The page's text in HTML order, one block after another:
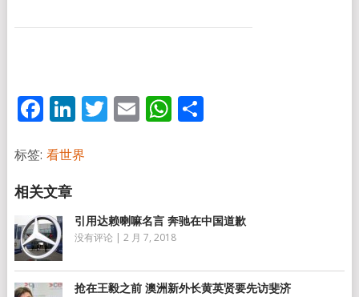
Facebook
LinkedIn
Twitter
EmailWhatsApp
分
标签: 看世界
引用达赖喇嘛名言 奔驰在中国道歉
没有评论 2 月 7, 2018
抢在王毅之前 澳洲新外长黄英贤要先访斐济